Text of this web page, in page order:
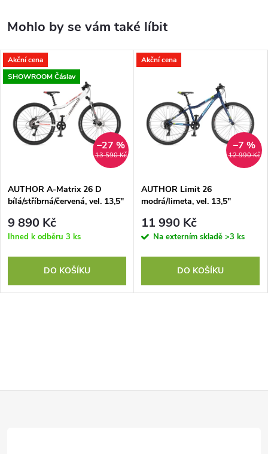
Akční cena
SHOWROOM Čáslav
13 590 Kč
–27 %
AUTHOR A-Matrix 26 D
bílá/stříbrná/červená, vel. 13,5"
9 890 Kč
Ihned k odběru 3 ks
DO KOŠÍKU
Akční cena
12 990 Kč
–7 %
AUTHOR Limit 26
modrá/limeta, vel. 13,5"
11 990 Kč
Na externím skladě >3 ks
DO KOŠÍKU